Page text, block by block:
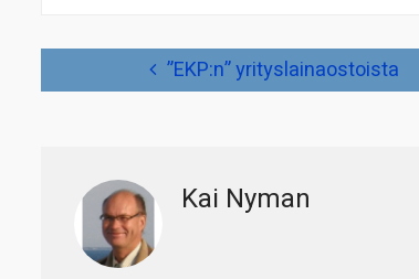
”EKP:n” yrityslainaostoista
Kai Nyman